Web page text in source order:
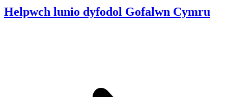
Helpwch lunio dyfodol Gofalwn Cymru